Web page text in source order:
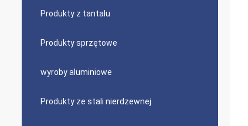
Produkty z tantalu
Produkty sprzętowe
wyroby aluminiowe
Produkty ze stali nierdzewnej